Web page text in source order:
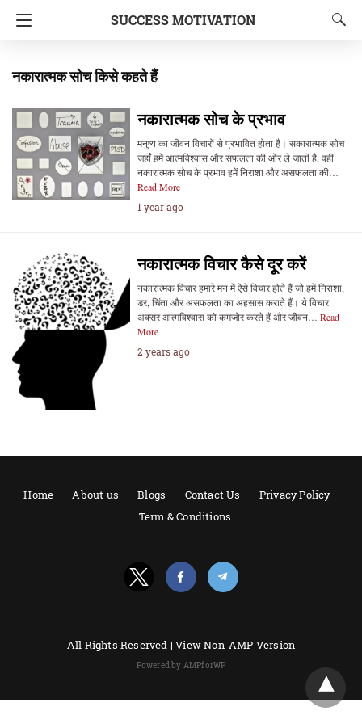
SUCCESS MOTIVATION
नकारात्मक सोच किसे कहते हैं
नकारात्मक सोच के प्रभाव
मनुष्य का जीवन विचारों से प्रभावित होता है। सकारात्मक सोच
जहाँ हमें आत्मविश्वास और सफलता की ओर ले जाती है, वहीं
नकारात्मक सोच के प्रभाव हमें निराशा और असफलता की…
Read More
1 year ago
नकारात्मक विचार कैसे दूर करें
नकारात्मक विचार हमारे मन में ऐसे विचार होते हैं जो हमें निराशा,
डर, चिंता और असफलता का अहसास कराते हैं। ये विचार
अक्सर आत्मविश्वास को कमजोर करते हैं और जीवन… Read
More
2 years ago
Home About us Blogs Contact Us
Privacy Policy
Term & Conditions
All Rights Reserved |View Non-AMP Version
Powered by AMPforWP